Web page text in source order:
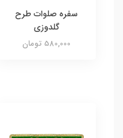
سفره صلوات طرح
گلدوزی
580,000 تومان